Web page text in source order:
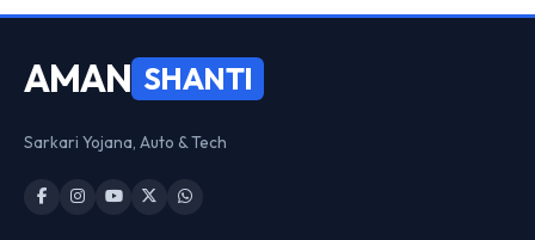
AMAN SHANTI
Sarkari Yojana, Auto & Tech